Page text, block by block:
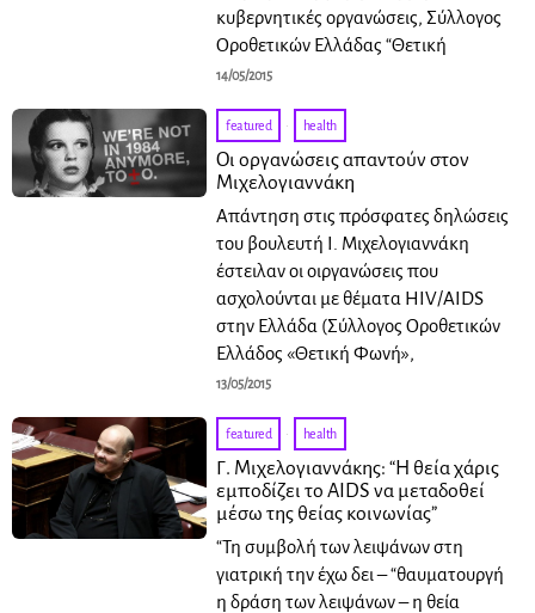
κυβερνητικές οργανώσεις, Σύλλογος
Οροθετικών Ελλάδας “Θετική
14/05/2015
featured · health
Οι οργανώσεις απαντούν στον
Μιχελογιαννάκη
Απάντηση στις πρόσφατες δηλώσεις
του βουλευτή Ι. Μιχελογιαννάκη
έστειλαν οι οιργανώσεις που
ασχολούνται με θέματα HIV/AIDS
στην Ελλάδα (Σύλλογος Οροθετικών
Ελλάδος «Θετική Φωνή»,
13/05/2015
featured · health
Γ. Μιχελογιαννάκης: “Η θεία χάρις
εμποδίζει το AIDS να μεταδοθεί
μέσω της θείας κοινωνίας”
“Τη συμβολή των λειψάνων στη
γιατρική την έχω δει – “θαυματουργή
η δράση των λειψάνων – η θεία